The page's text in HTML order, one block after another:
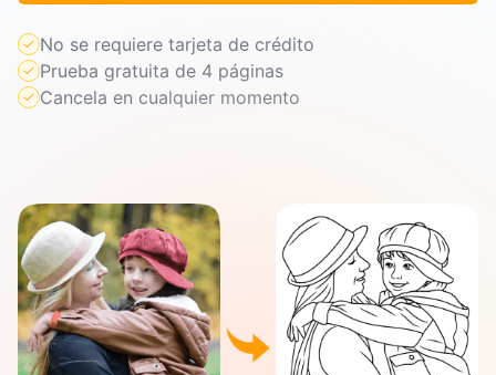
No se requiere tarjeta de crédito
Prueba gratuita de 4 páginas
Cancela en cualquier momento